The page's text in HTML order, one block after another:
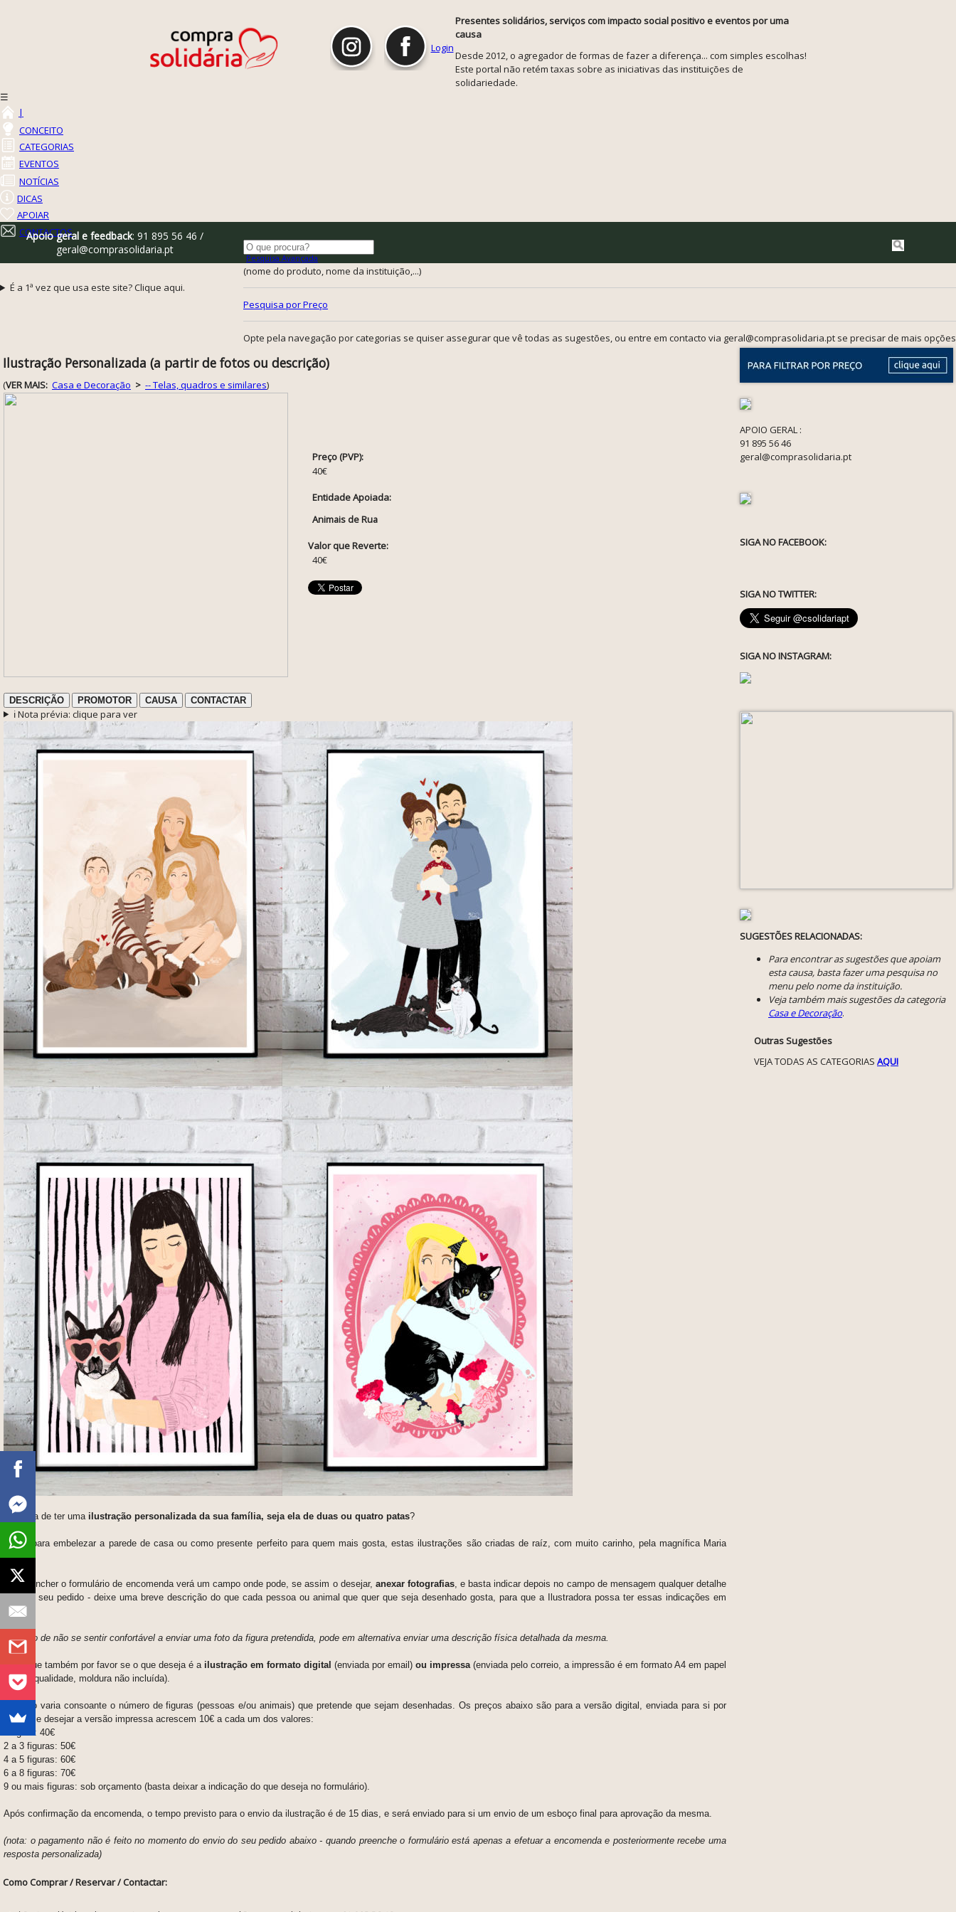
Login
Presentes solidários, serviços com impacto social positivo e eventos por uma
causa
Desde 2012, o agregador de formas de fazer a diferença... com simples escolhas!
Este portal não retém taxas sobre as iniciativas das instituições de
solidariedade.
☰
|
CONCEITO
CATEGORIAS
EVENTOS
NOTÍCIAS
DICAS
APOIAR
CONTACTOS
Pesquisa Avançada
(nome do produto, nome da instituição,...)
Pesquisa por Preço
Opte pela navegação por categorias se quiser assegurar que vê todas as sugestões, ou entre em contacto via geral@comprasolidaria.pt se precisar de mais opções
Apoio geral e feedback: 91 895 56 46 /
geral@comprasolidaria.pt
É a 1ª vez que usa este site? Clique aqui.
Ilustração Personalizada (a partir de fotos ou descrição)
(VER MAIS: Casa e Decoração > -- Telas, quadros e similares)
Preço (PVP):
40€
Entidade Apoiada:
Animais de Rua
Valor que Reverte:
40€
DESCRIÇÃO PROMOTOR CAUSA CONTACTAR
ℹ️ Nota prévia: clique para ver
Gostava de ter uma ilustração personalizada da sua família, seja ela de duas ou quatro patas?
Ideais para embelezar a parede de casa ou como presente perfeito para quem mais gosta, estas ilustrações são criadas de raíz, com muito carinho, pela magnífica Maria
Santos.
Ao preencher o formulário de encomenda verá um campo onde pode, se assim o desejar, anexar fotografias, e basta indicar depois no campo de mensagem qualquer detalhe
sobre o seu pedido - deixe uma breve descrição do que cada pessoa ou animal que quer que seja desenhado gosta, para que a Ilustradora possa ter essas indicações em
conta.
No caso de não se sentir confortável a enviar uma foto da figura pretendida, pode em alternativa enviar uma descrição física detalhada da mesma.
Clarifique também por favor se o que deseja é a ilustração em formato digital (enviada por email) ou impressa (enviada pelo correio, a impressão é em formato A4 em papel
de alta qualidade, moldura não incluída).
O preço varia consoante o número de figuras(pessoas e/ou animais) que pretende que sejam desenhadas. Os preços abaixo são para a versão digital, enviada para si por
email, se desejar a versão impressa acrescem 10€ a cada um dos valores:
1 figura: 40€
2 a 3 figuras: 50€
4 a 5 figuras: 60€
6 a 8 figuras: 70€
9 ou mais figuras: sob orçamento (basta deixar a indicação do que deseja no formulário).
Após confirmação da encomenda, o tempo previsto para o envio da ilustração é de 15 dias, e será enviado para si um envio de um esboço final para aprovação da mesma.
(nota: o pagamento não é feito no momento do envio do seu pedido abaixo - quando preenche o formulário está apenas a efetuar a encomenda e posteriormente recebe uma
resposta personalizada)
Como Comprar / Reservar / Contactar:
APOIO GERAL :
91 895 56 46
geral@comprasolidaria.pt
SIGA NO FACEBOOK:
SIGA NO TWITTER:
SIGA NO INSTAGRAM:
SUGESTÕES RELACIONADAS:
Para encontrar as sugestões que apoiam
esta causa, basta fazer uma pesquisa no
menu pelo nome da instituição.
Veja também mais sugestões da categoria
Casa e Decoração.
Outras Sugestões
VEJA TODAS AS CATEGORIAS AQUI